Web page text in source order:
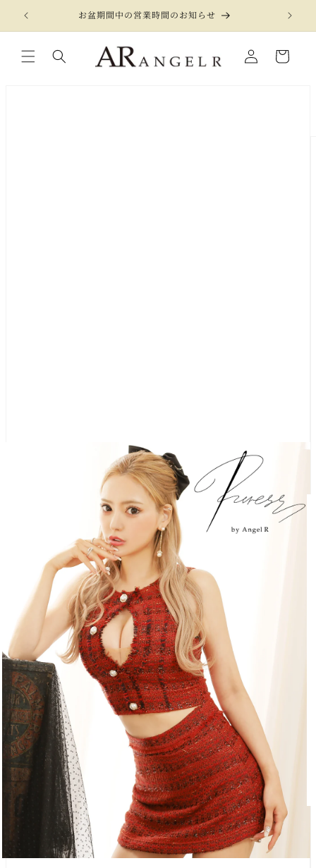
ンツに
進む
お盆期間中の営業時間のお知らせ
【公式】ANGEL R（エンジェルアール）高級キャバドレス通販サイト キャバドレス専門店 キャバ ドレス キャバクラドレス
LOGIN
ー